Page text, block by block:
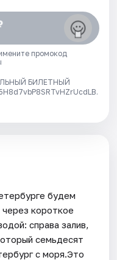
промокод
БИЛЕТНЫЙ
будем
короткое
справа залив,
семьдесят
с моря.Это